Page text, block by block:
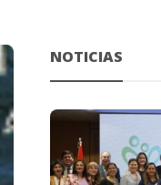
NOTICIAS